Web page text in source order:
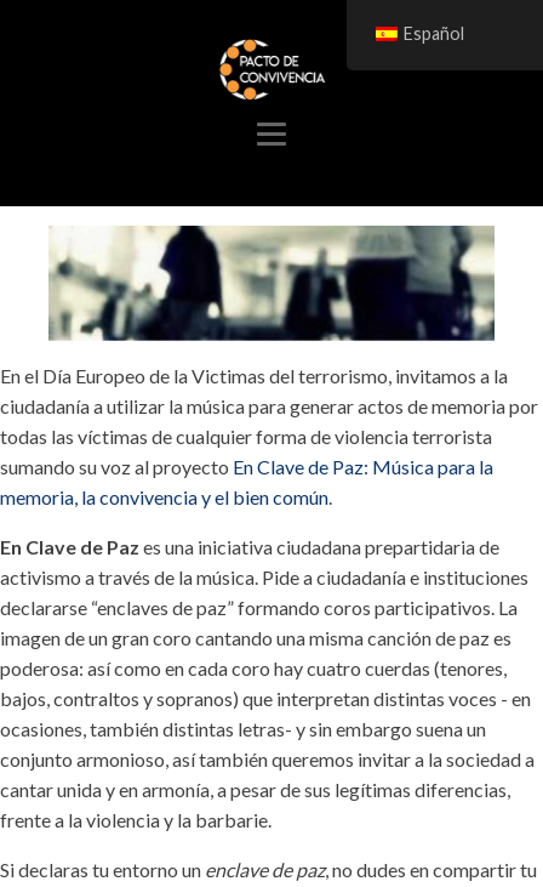
En el Día Europeo de la Victimas del terrorismo, invitamos a la
ciudadanía a utilizar la música para generar actos de memoria por
todas las víctimas de cualquier forma de violencia terrorista
sumando su voz al proyecto En Clave de Paz: Música para la
memoria, la convivencia y el bien común.
En Clave de Paz es una iniciativa ciudadana prepartidaria de
activismo a través de la música. Pide a ciudadanía e instituciones
declararse “enclaves de paz” formando coros participativos. La
imagen de un gran coro cantando una misma canción de paz es
poderosa: así como en cada coro hay cuatro cuerdas (tenores,
bajos, contraltos y sopranos) que interpretan distintas voces - en
ocasiones, también distintas letras- y sin embargo suena un
conjunto armonioso, así también queremos invitar a la sociedad a
cantar unida y en armonía, a pesar de sus legítimas diferencias,
frente a la violencia y la barbarie.
Si declaras tu entorno un enclave de paz, no dudes en compartir tu
Español